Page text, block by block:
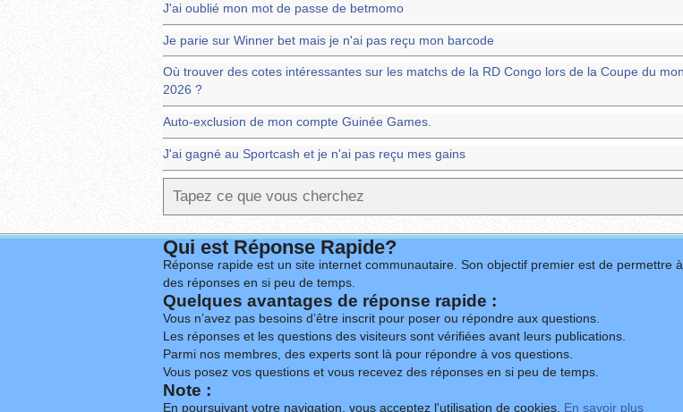
J'ai oublié mon mot de passe de betmomo
Je parie sur Winner bet mais je n'ai pas reçu mon barcode
Où trouver des cotes intéressantes sur les matchs de la RD Congo lors de la Coupe du
2026 ?
Auto-exclusion de mon compte Guinée Games.
J'ai gagné au Sportcash et je n'ai pas reçu mes gains
Qui est Réponse Rapide?
Réponse rapide est un site internet communautaire. Son objectif premier est de permettre
des réponses en si peu de temps.
Quelques avantages de réponse rapide :
Vous n’avez pas besoins d’être inscrit pour poser ou répondre aux questions.
Les réponses et les questions des visiteurs sont vérifiées avant leurs publications.
Parmi nos membres, des experts sont là pour répondre à vos questions.
Vous posez vos questions et vous recevez des réponses en si peu de temps.
Note :
En poursuivant votre navigation, vous acceptez l'utilisation de cookies. En savoir plus